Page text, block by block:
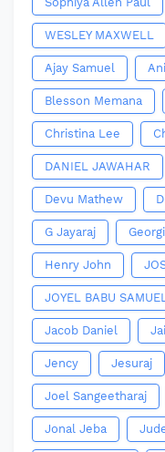
WESLEY MAXWELL
Ajay Samuel
Blesson Memana
Christina Lee
DANIEL JAWAHAR
Devu Mathew
G Jayaraj
Henry John
JOYEL BABU
Jacob Daniel
Jency Jesuraj
Joel Sangeetharaj
Jonal Jeba